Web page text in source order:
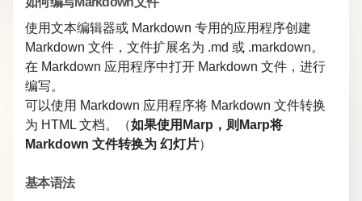
使用文本编辑器或 Markdown 专用的应用程序创建
Markdown 文件，文件扩展名为 .md ​ 或 .markdown​。
在 Markdown 应用程序中打开 Markdown 文件，进行
编写。
可以使用 Markdown 应用程序将 Markdown 文件转换
为 HTML 文档。（如果使用Marp，则Marp将
Markdown 文件转换为 幻灯片）
基本语法